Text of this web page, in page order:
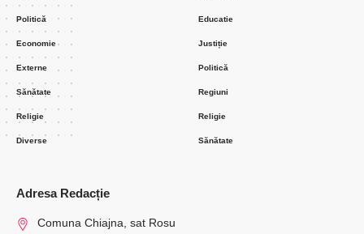
Politică
Economie
Externe
Sănătate
Religie
Diverse
Educatie
Justiție
Politică
Regiuni
Religie
Sănătate
Adresa Redacție
Comuna Chiajna, sat Rosu